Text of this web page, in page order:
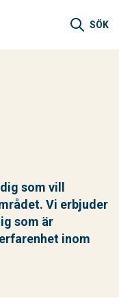
SÖK
som vill
Vi erbjuder
som är
inom